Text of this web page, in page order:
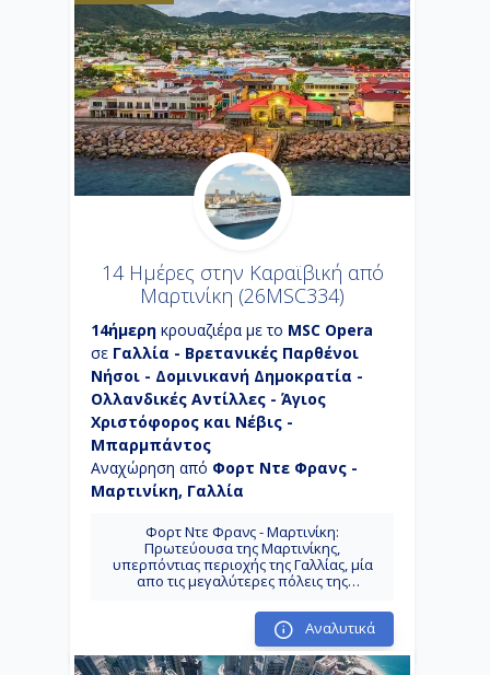
14 Ημέρες στην Καραϊβική από
Μαρτινίκη (26MSC334)
14ήμερη κρουαζιέρα με το MSC Opera
σε Γαλλία - Βρετανικές Παρθένοι
Νήσοι - Δομινικανή Δημοκρατία -
Ολλανδικές Αντίλλες - Άγιος
Χριστόφορος και Νέβις -
Μπαρμπάντος
Αναχώρηση από Φορτ Ντε Φρανς -
Μαρτινίκη, Γαλλία
Φορτ Ντε Φρανς - Μαρτινίκη:
Πρωτεύουσα της Μαρτινίκης,
υπερπόντιας περιοχής της Γαλλίας, μία
απο τις μεγαλύτερες πόλεις της
κατοίκους.
Πουάντ α Πίτρ - Γουαδελούπη: Η
πρωτεύουσα του διαμερίσματος Πουάντ-
α-Πιτρ με πληθυσμό περίπου 18.000.
Αναλυτικά